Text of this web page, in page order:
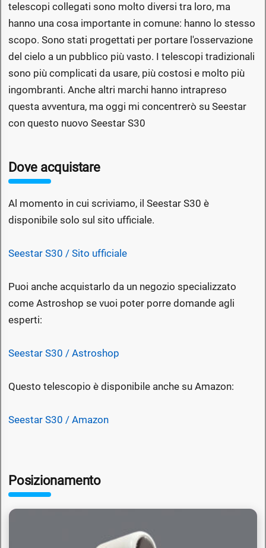
telescopi collegati sono molto diversi tra loro, ma
hanno una cosa importante in comune: hanno lo stesso
scopo. Sono stati progettati per portare l'osservazione
del cielo a un pubblico più vasto. I telescopi tradizionali
sono più complicati da usare, più costosi e molto più
ingombranti. Anche altri marchi hanno intrapreso
questa avventura, ma oggi mi concentrerò su Seestar
con questo nuovo Seestar S30
Dove acquistare
Al momento in cui scriviamo, il Seestar S30 è
disponibile solo sul sito ufficiale.
Seestar S30 / Sito ufficiale
Puoi anche acquistarlo da un negozio specializzato
come Astroshop se vuoi poter porre domande agli
esperti:
Seestar S30 / Astroshop
Questo telescopio è disponibile anche su Amazon:
Seestar S30 / Amazon
Posizionamento